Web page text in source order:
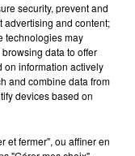
Fontaine
security, prevent and
advertising and content;
technologies may
data to offer
on information actively
and combine data from
devices based on
et fermer", ou affiner en